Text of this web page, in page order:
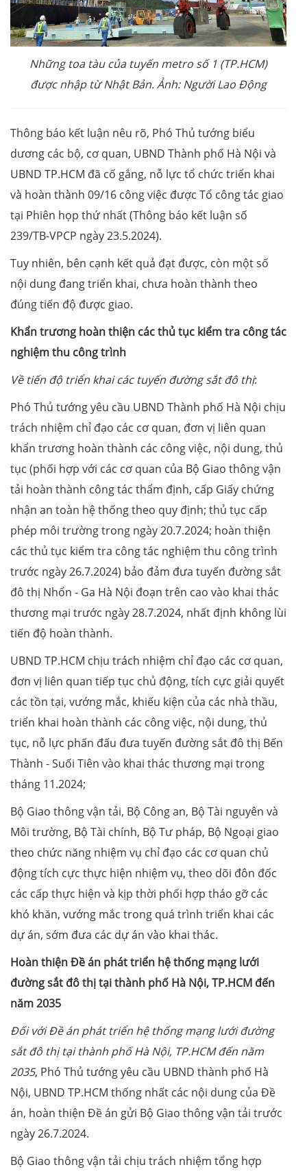
Những toa tàu của tuyến metro số 1 (TP.HCM)
được nhập từ Nhật Bản. Ảnh: Người Lao Động
Thông báo kết luận nêu rõ, Phó Thủ tướng biểu
dương các bộ, cơ quan, UBND Thành phố Hà Nội và
UBND TP.HCM đã cố gắng, nỗ lực tổ chức triển khai
và hoàn thành 09/16 công việc được Tổ công tác giao
tại Phiên họp thứ nhất (Thông báo kết luận số
239/TB-VPCP ngày 23.5.2024).
Tuy nhiên, bên cạnh kết quả đạt được, còn một số
nội dung đang triển khai, chưa hoàn thành theo
đúng tiến độ được giao.
Khẩn trương hoàn thiện các thủ tục kiểm tra công tác
nghiệm thu công trình
Về tiến độ triển khai các tuyến đường sắt đô thị:
Phó Thủ tướng yêu cầu UBND Thành phố Hà Nội chịu
trách nhiệm chỉ đạo các cơ quan, đơn vị liên quan
khẩn trương hoàn thành các công việc, nội dung, thủ
tục (phối hợp với các cơ quan của Bộ Giao thông vận
tải hoàn thành công tác thẩm định, cấp Giấy chứng
nhận an toàn hệ thống theo quy định; thủ tục cấp
phép môi trường trong ngày 20.7.2024; hoàn thiện
các thủ tục kiểm tra công tác nghiệm thu công trình
trước ngày 26.7.2024) bảo đảm đưa tuyến đường sắt
đô thị Nhổn - Ga Hà Nội đoạn trên cao vào khai thác
thương mại trước ngày 28.7.2024, nhất định không lùi
tiến độ hoàn thành.
UBND TP.HCM chịu trách nhiệm chỉ đạo các cơ quan,
đơn vị liên quan tiếp tục chủ động, tích cực giải quyết
các tồn tại, vướng mắc, khiếu kiện của các nhà thầu,
triển khai hoàn thành các công việc, nội dung, thủ
tục, nỗ lực phấn đấu đưa tuyến đường sắt đô thị Bến
Thành - Suối Tiên vào khai thác thương mại trong
tháng 11.2024;
Bộ Giao thông vận tải, Bộ Công an, Bộ Tài nguyên và
Môi trường, Bộ Tài chính, Bộ Tư pháp, Bộ Ngoại giao
theo chức năng nhiệm vụ chỉ đạo các cơ quan chủ
động tích cực thực hiện nhiệm vụ, theo dõi đôn đốc
các cấp thực hiện và kịp thời phối hợp tháo gỡ các
khó khăn, vướng mắc trong quá trình triển khai các
dự án, sớm đưa các dự án vào khai thác.
Hoàn thiện Đề án phát triển hệ thống mạng lưới
đường sắt đô thị tại thành phố Hà Nội, TP.HCM đến
năm 2035
Đối với Đề án phát triển hệ thống mạng lưới đường
sắt đô thị tại thành phố Hà Nội, TP.HCM đến năm
2035, Phó Thủ tướng yêu cầu UBND thành phố Hà
Nội, UBND TP.HCM thống nhất các nội dung của Đề
án, hoàn thiện Đề án gửi Bộ Giao thông vận tải trước
ngày 26.7.2024.
Bộ Giao thông vận tải chịu trách nhiệm tổng hợp